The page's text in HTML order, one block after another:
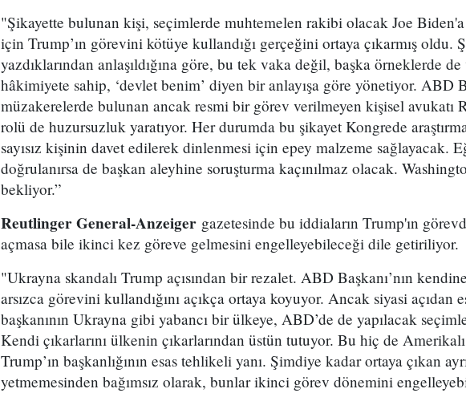
"Şikayette bulunan kişi, seçimlerde muhtemelen rakibi olacak Joe
için Trump’ın görevini kötüye kullandığı gerçeğini ortaya çıkarmış oldu.
yazdıklarından anlaşıldığına göre, bu tek vaka değil, başka örneklerde
hâkimiyete sahip, ‘devlet benim’ diyen bir anlayışa göre yönetiyor. ABD
müzakerelerde bulunan ancak resmi bir görev verilmeyen kişisel
rolü de huzursuzluk yaratıyor. Her durumda bu şikayet Kongrede
sayısız kişinin davet edilerek dinlenmesi için epey malzeme sağlayacak.
doğrulanırsa de başkan aleyhine soruşturma kaçınılmaz olacak.
bekliyor.”
Reutlinger General-Anzeiger gazetesinde bu iddiaların Trump'ın
açmasa bile ikinci kez göreve gelmesini engelleyebileceği dile getiriliyor.
"Ukrayna skandalı Trump açısından bir rezalet. ABD Başkanı’nın
arsızca görevini kullandığını açıkça ortaya koyuyor. Ancak siyasi açıdan
başkanının Ukrayna gibi yabancı bir ülkeye, ABD’de de yapılacak
Kendi çıkarlarını ülkenin çıkarlarından üstün tutuyor. Bu hiç de
Trump’ın başkanlığının esas tehlikeli yanı. Şimdiye kadar ortaya çıkan
yetmemesinden bağımsız olarak, bunlar ikinci görev dönemini